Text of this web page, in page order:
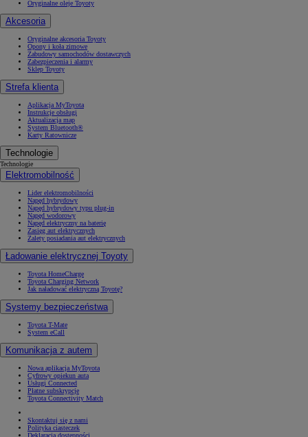
Oryginalne oleje Toyoty
Akcesoria
Oryginalne akcesoria Toyoty
Opony i koła zimowe
Zabudowy samochodów dostawczych
Zabezpieczenia i alarmy
Sklep Toyoty
Strefa klienta
Aplikacja MyToyota
Instrukcje obsługi
Aktualizacja map
System Bluetooth®
Karty Ratownicze
Technologie
Technologie
Elektromobilność
Lider elektromobilności
Napęd hybrydowy
Napęd hybrydowy typu plug-in
Napęd wodorowy
Napęd elektryczny na baterię
Zasięg aut elektrycznych
Zalety posiadania aut elektrycznych
Ładowanie elektrycznej Toyoty
Toyota HomeCharge
Toyota Charging Network
Jak naładować elektryczną Toyotę?
Systemy bezpieczeństwa
Toyota T-Mate
System eCall
Komunikacja z autem
Nowa aplikacja MyToyota
Cyfrowy opiekun auta
Usługi Connected
Płatne subskrypcje
Toyota Connectivity Match
Skontaktuj się z nami
Polityka ciasteczek
Deklaracja dostępności